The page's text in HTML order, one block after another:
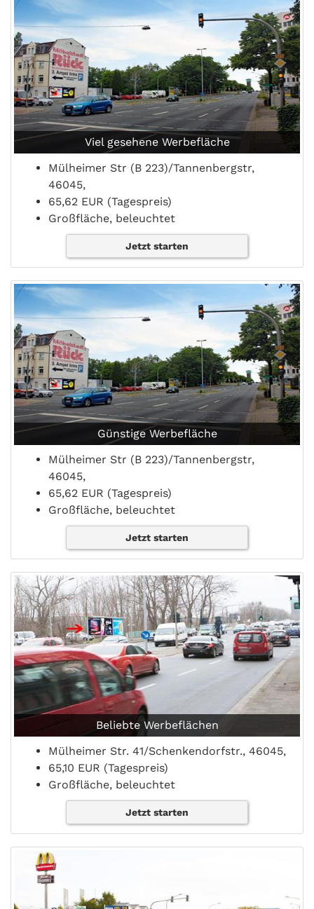
Viel gesehene Werbefläche
Mülheimer Str (B 223)/Tannenbergstr,
46045,
65,62 EUR (Tagespreis)
Großfläche, beleuchtet
Jetzt starten
Günstige Werbefläche
Mülheimer Str (B 223)/Tannenbergstr,
46045,
65,62 EUR (Tagespreis)
Großfläche, beleuchtet
Jetzt starten
Beliebte Werbeflächen
Mülheimer Str. 41/Schenkendorfstr., 46045,
65,10 EUR (Tagespreis)
Großfläche, beleuchtet
Jetzt starten